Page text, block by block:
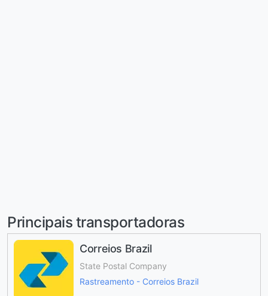
Principais transportadoras
Correios Brazil
State Postal Company
Rastreamento - Correios Brazil